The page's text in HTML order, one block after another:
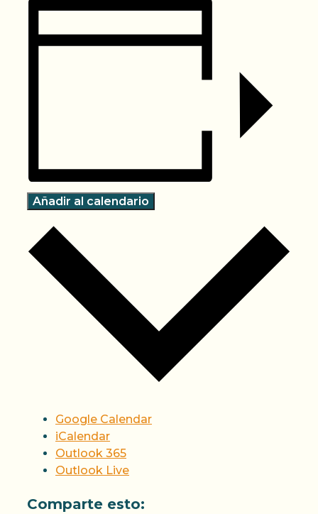
Añadir al calendario
Google Calendar
iCalendar
Outlook 365
Outlook Live
Comparte esto: